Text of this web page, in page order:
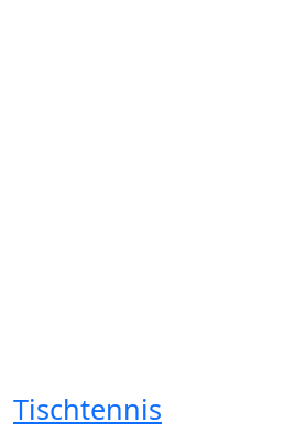
Tischtennis